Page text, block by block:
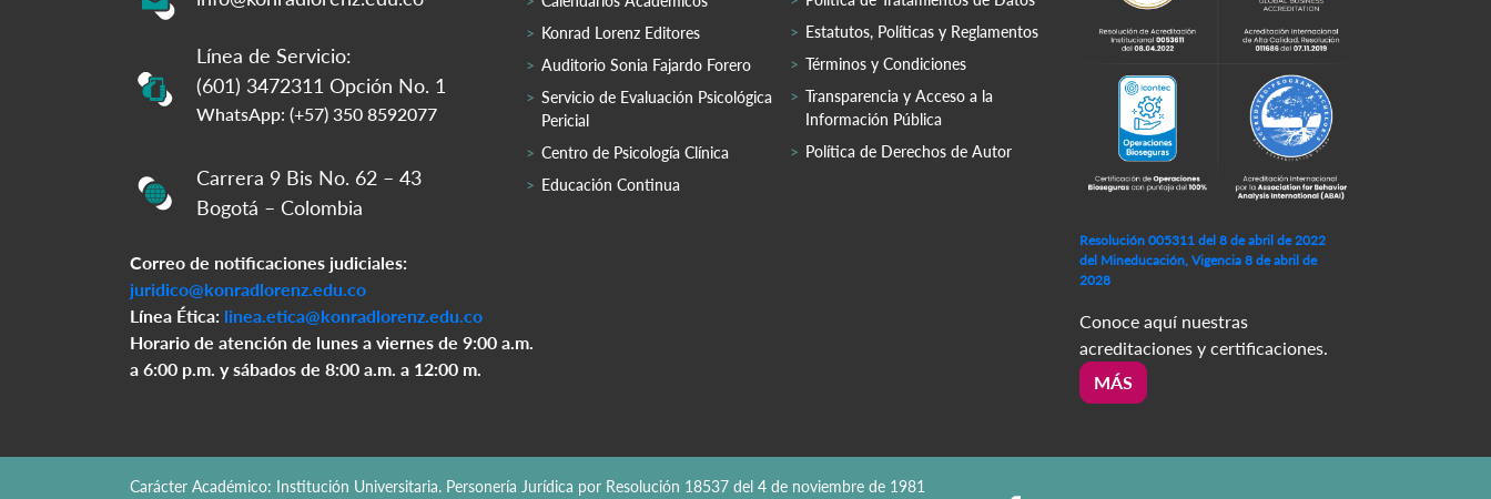
Línea de Servicio:
(601) 3472311 Opción No. 1
WhatsApp: (+57) 350 8592077
Carrera 9 Bis No. 62 – 43
Bogotá – Colombia
Correo de notificaciones judiciales:
juridico@konradlorenz.edu.co
Línea Ética: linea.etica@konradlorenz.edu.co
Horario de atención de lunes a viernes de 9:00 a.m.
a 6:00 p.m. y sábados de 8:00 a.m. a 12:00 m.
Konrad Lorenz Editores
Auditorio Sonia Fajardo Forero
Servicio de Evaluación Psicológica
Pericial
Centro de Psicología Clínica
Educación Continua
Estatutos, Políticas y Reglamentos
Términos y Condiciones
Transparencia y Acceso a la
Información Pública
Política de Derechos de Autor
Resolución 005311 del 8 de abril de 2022
del Mineducación, Vigencia 8 de abril de
2028
Conoce aquí nuestras
acreditaciones y certificaciones.
MÁS
Carácter Académico: Institución Universitaria. Personería Jurídica por Resolución 18537 del 4 de noviembre de 1981